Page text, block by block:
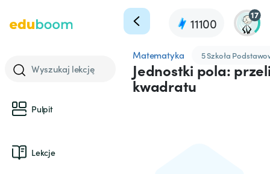
11100
17
Wyszukaj lekcję
Pulpit
Lekcje
Matematyka 5 Szkoła
Jednostki pola:
kwadratu